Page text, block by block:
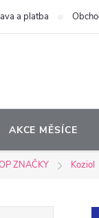
a platba
AKCE MĚSÍCE
ZNAČKY Koziol